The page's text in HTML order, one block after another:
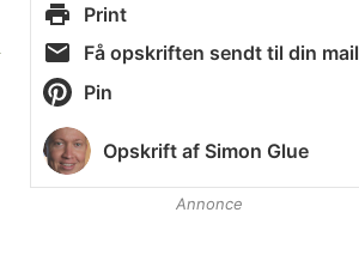
Print
Få opskriften sendt til din mail
Pin
Opskrift af Simon Glue
Annonce